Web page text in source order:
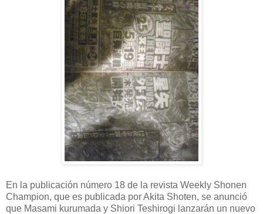
En la publicación número 18 de la revista Weekly Shonen
Champion, que es publicada por Akita Shoten, se anunció
que Masami kurumada y Shiori Teshirogi lanzarán un nuevo